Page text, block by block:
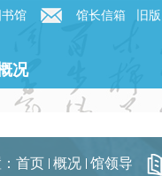
馆 馆长信箱 旧版
况
首页 概况 馆领导